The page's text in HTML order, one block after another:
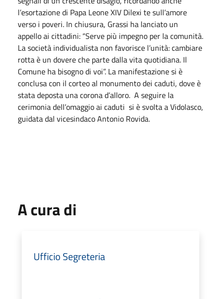
l’esortazione di Papa Leone XIV Dilexi te sull’amore
verso i poveri. In chiusura, Grassi ha lanciato un
appello ai cittadini: “Serve più impegno per la comunità.
La società individualista non favorisce l’unità: cambiare
rotta è un dovere che parte dalla vita quotidiana. Il
Comune ha bisogno di voi”. La manifestazione si è
conclusa con il corteo al monumento dei caduti, dove è
stata deposta una corona d’alloro. A seguire la
cerimonia dell’omaggio ai caduti si è svolta a Vidolasco,
guidata dal vicesindaco Antonio Rovida.
A cura di
Ufficio Segreteria